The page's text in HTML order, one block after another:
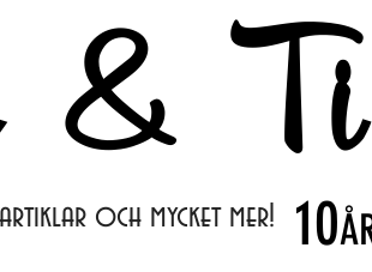
och mycket mer! 10